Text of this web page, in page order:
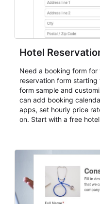
Hotel
Need a booking form for
reservation form
form sample and
can add booking
apps, set hourly price
on. Start with a free